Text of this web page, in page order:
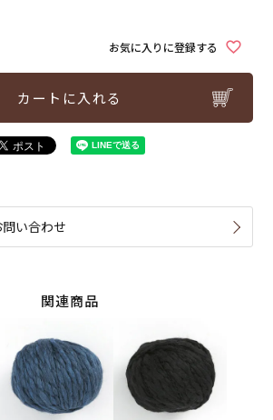
お気に入りに登録する
カートに入れる
い合わせ
関連商品